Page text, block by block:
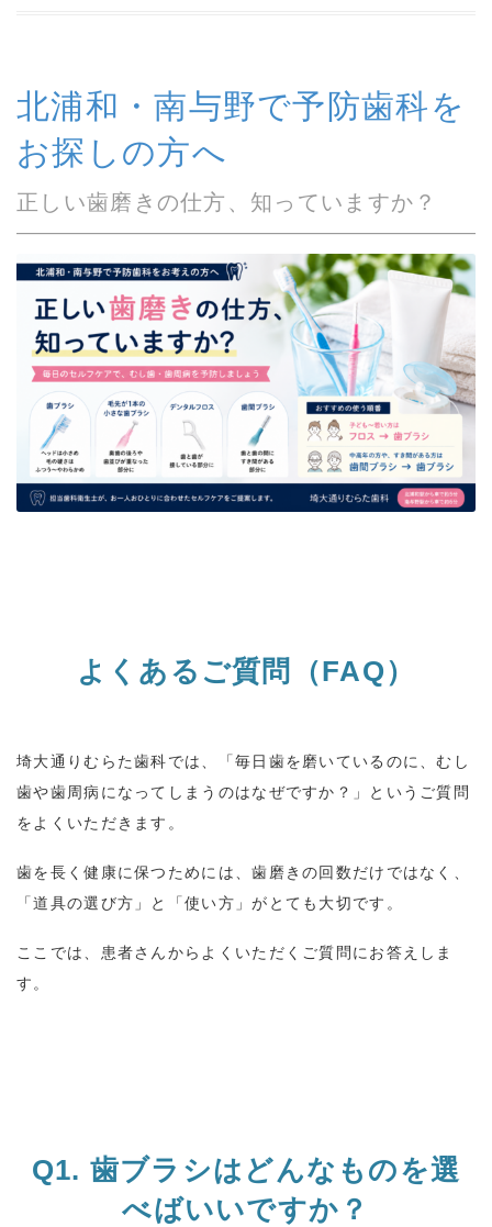
北浦和・南与野で予防歯科を
お探しの方へ
正しい歯磨きの仕方、知っていますか？
よくあるご質問（FAQ）
埼大通りむらた歯科では、「毎日歯を磨いているのに、むし
歯や歯周病になってしまうのはなぜですか？」というご質問
をよくいただきます。
歯を長く健康に保つためには、歯磨きの回数だけではなく、
「道具の選び方」と「使い方」がとても大切です。
ここでは、患者さんからよくいただくご質問にお答えしま
す。
Q1. 歯ブラシはどんなものを選
べばいいですか？